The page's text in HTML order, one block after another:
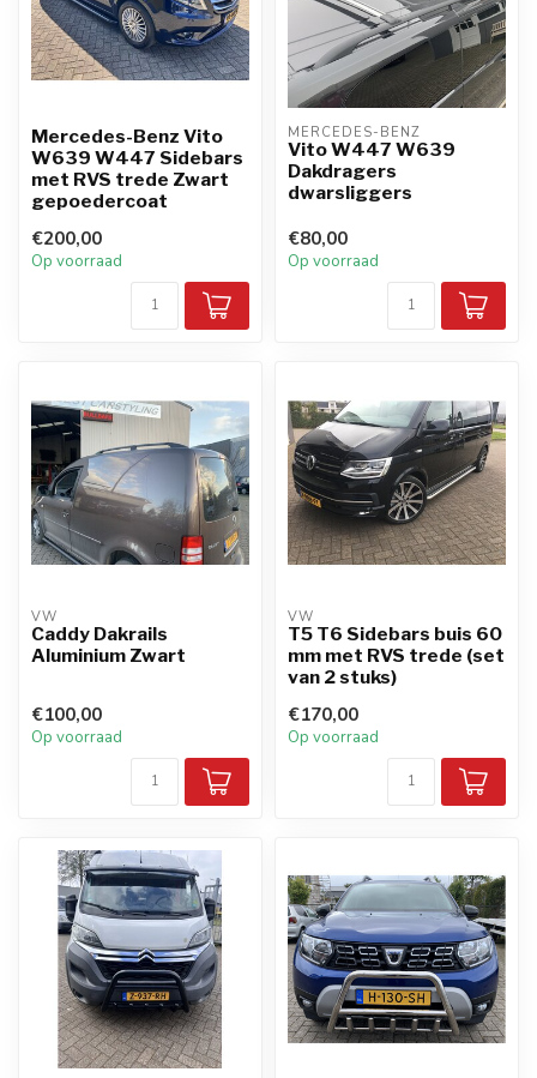
Mercedes-Benz Vito
W639 W447 Sidebars
met RVS trede Zwart
gepoedercoat
€200,00
Op voorraad
MERCEDES-BENZ
Vito W447 W639
Dakdragers
dwarsliggers
€80,00
Op voorraad
VW
Caddy Dakrails
Aluminium Zwart
€100,00
Op voorraad
VW
T5 T6 Sidebars buis 60
mm met RVS trede (set
van 2 stuks)
€170,00
Op voorraad